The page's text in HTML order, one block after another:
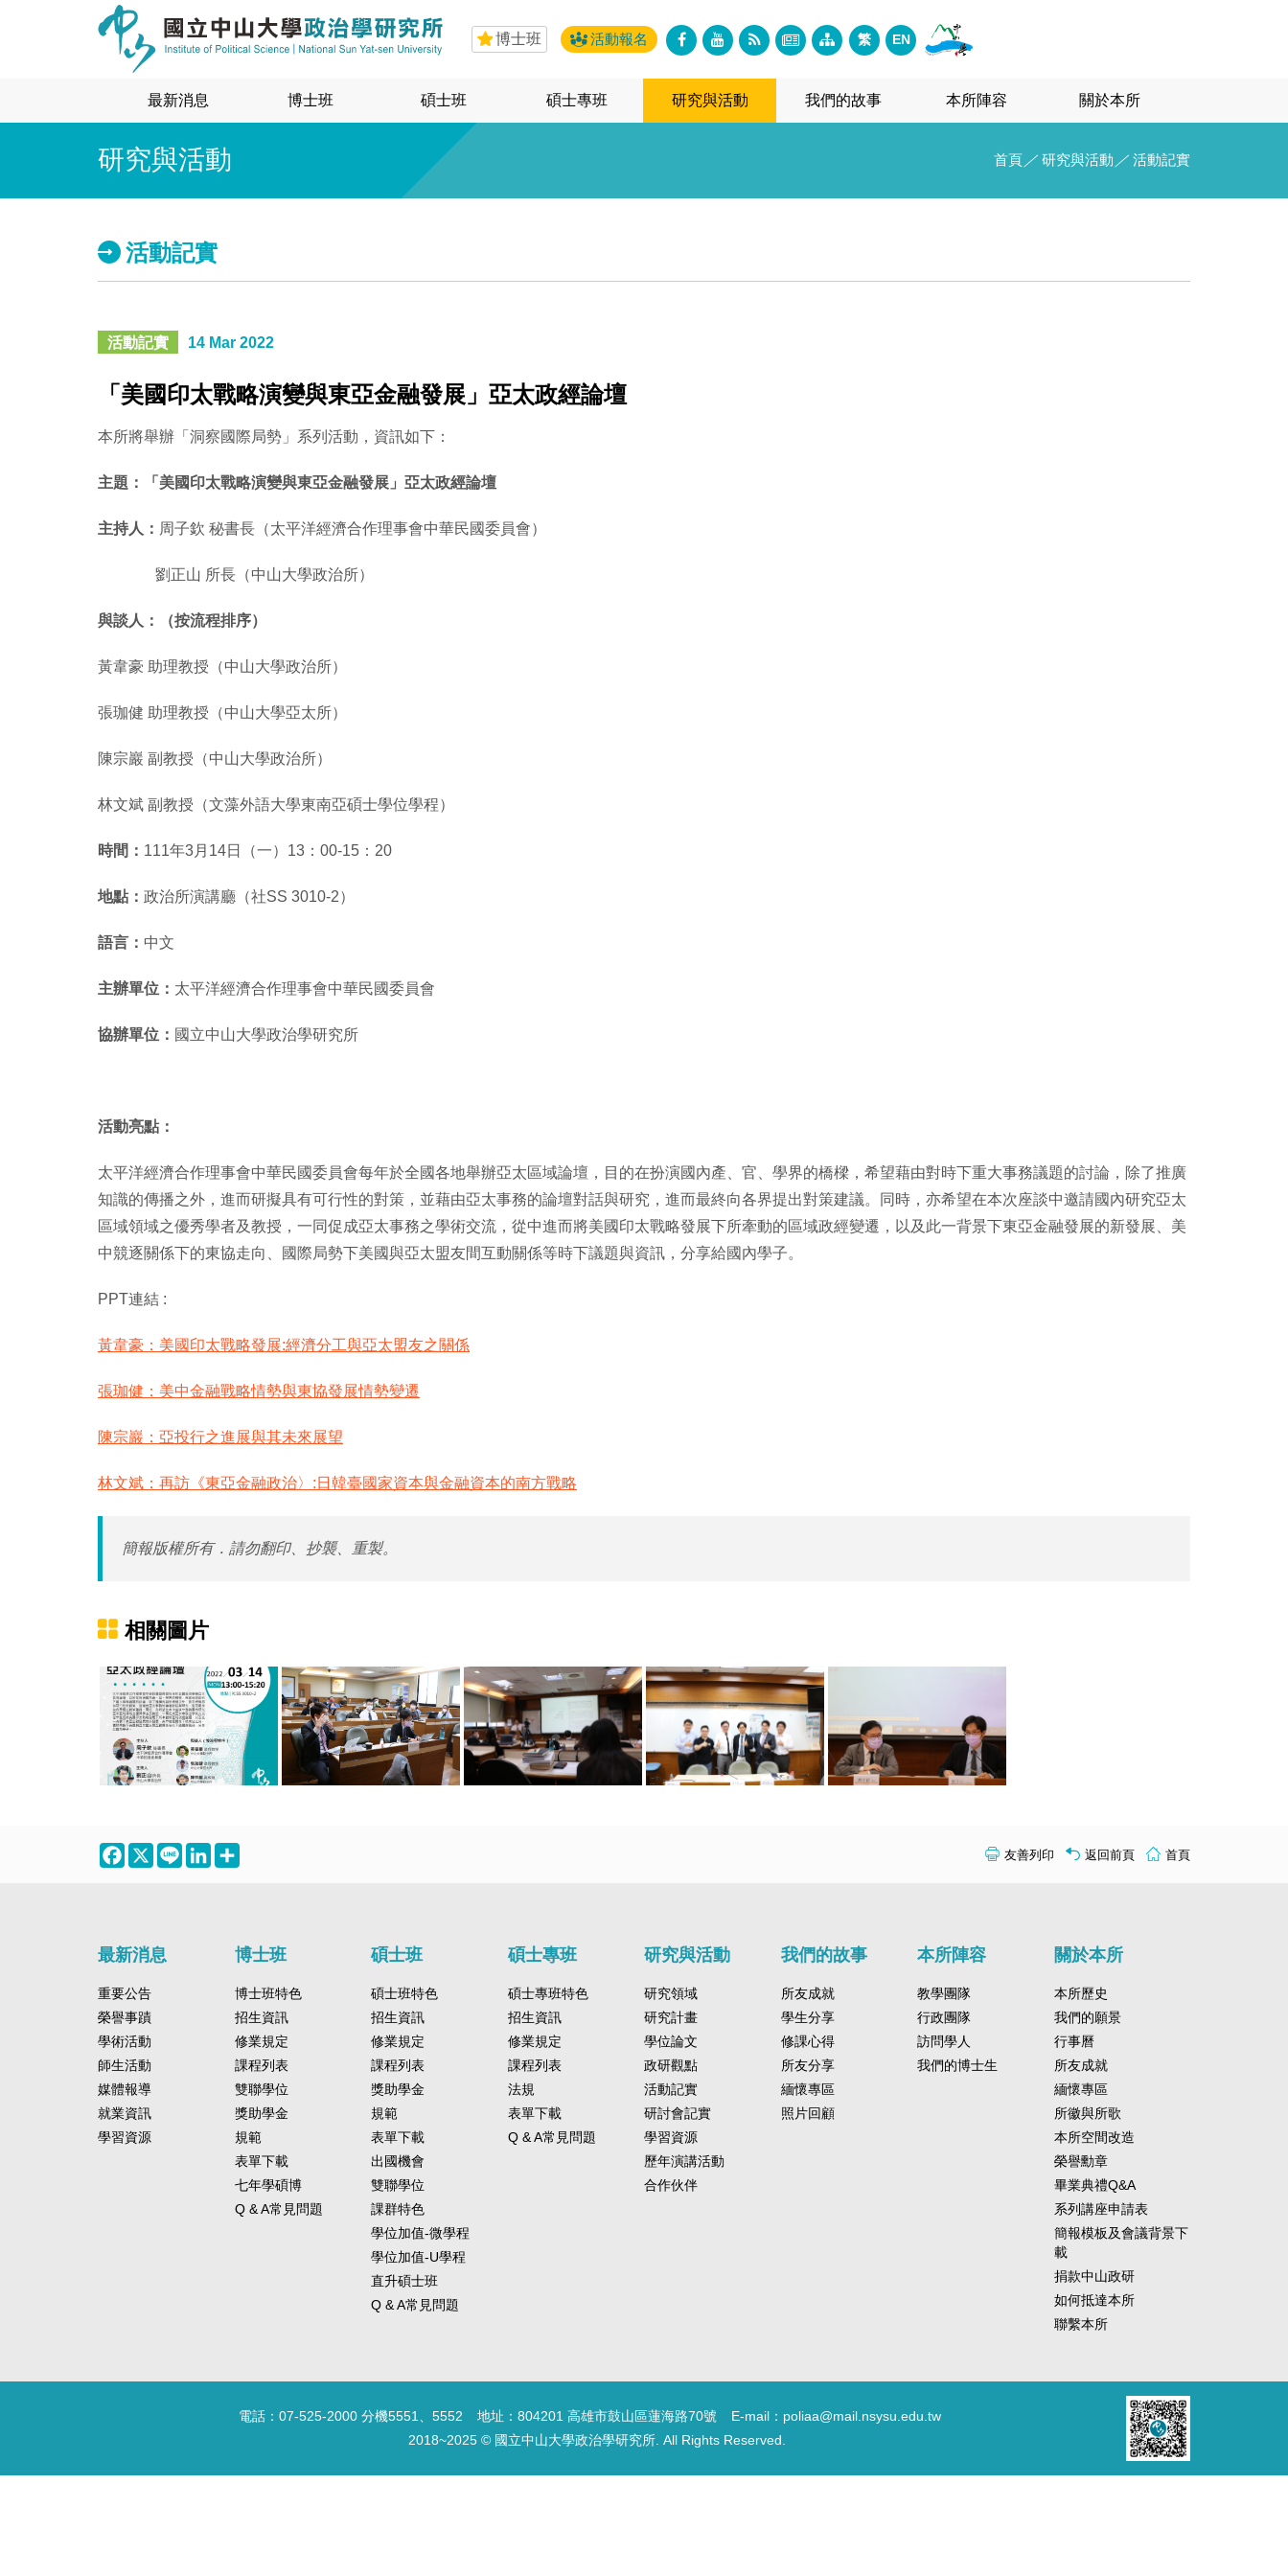
博士班 活動報名 繁 EN
最新消息 博士班 碩士班 碩士專班 研究與活動 我們的故事 本所陣容 關於本所
研究與活動 首頁 ／ 研究與活動 ／ 活動記實
活動記實
活動記實 14 Mar 2022
「美國印太戰略演變與東亞金融發展」亞太政經論壇
本所將舉辦「洞察國際局勢」系列活動，資訊如下：
主題：「美國印太戰略演變與東亞金融發展」亞太政經論壇
主持人： 周子欽 秘書長（太平洋經濟合作理事會中華民國委員會）
劉正山 所長（中山大學政治所）
與談人：（按流程排序）
黃韋豪 助理教授（中山大學政治所）
張珈健 助理教授（中山大學亞太所）
陳宗巖 副教授（中山大學政治所）
林文斌 副教授（文藻外語大學東南亞碩士學位學程）
時間： 111年3月14日（一）13：00-15：20
地點： 政治所演講廳（社SS 3010-2）
語言： 中文
主辦單位： 太平洋經濟合作理事會中華民國委員會
協辦單位： 國立中山大學政治學研究所
活動亮點：
太平洋經濟合作理事會中華民國委員會每年於全國各地舉辦亞太區域論壇，目的在扮演國內產、官、學界的橋樑， 希望藉由對時下重大事務議題的討論，除了推廣
知識的傳播之外， 進而研擬具有可行性的對策，並藉由亞太事務的論壇對話與研究， 進而最終向各界提出對策建議。同時， 亦希望在本次座談中邀請國內研究亞太
區域領域之優秀學者及教授， 一同促成亞太事務之學術交流， 從中進而將美國印太戰略發展下所牽動的區域政經變遷， 以及此一背景下東亞金融發展的新發展、 美
中競逐關係下的東協走向、
國際局勢下美國與亞太盟友間互動關係等時下議題與資訊， 分享給國內學子。
PPT連結 :
黃韋豪：美國印太戰略發展:經濟分工與亞太盟友之關係
張珈健：美中金融戰略情勢與東協發展情勢變遷
陳宗巖：亞投行之進展與其未來展望
林文斌：再訪《東亞金融政治〉:日韓臺國家資本與金融資本的南方戰略
簡報版權所有．請勿翻印、抄襲、重製。
相關圖片
Facebook
X Line LinkedIn 友善列印 返回前頁 首頁
最新消息
重要公告
榮譽事蹟
學術活動
師生活動
媒體報導
就業資訊
學習資源
博士班
博士班特色
招生資訊
修業規定
課程列表
雙聯學位
獎助學金
規範
表單下載
七年學碩博
Q & A常見問題
碩士班
碩士班特色
招生資訊
修業規定
課程列表
獎助學金
規範
表單下載
出國機會
雙聯學位
課群特色
學位加值-微學程
學位加值-U學程
直升碩士班
Q & A常見問題
碩士專班
碩士專班特色
招生資訊
修業規定
課程列表
法規
表單下載
Q & A常見問題
研究與活動
研究領域
研究計畫
學位論文
政研觀點
活動記實
研討會記實
學習資源
歷年演講活動
合作伙伴
我們的故事
所友成就
學生分享
修課心得
所友分享
緬懷專區
照片回顧
本所陣容
教學團隊
行政團隊
訪問學人
我們的博士生
關於本所
本所歷史
我們的願景
行事曆
所友成就
緬懷專區
所徽與所歌
本所空間改造
榮譽勳章
畢業典禮Q&A
系列講座申請表
簡報模板及會議背景下
載
捐款中山政研
如何抵達本所
聯繫本所
電話：07-525-2000 分機5551、5552 地址：804201 高雄市鼓山區蓮海路70號
E-mail：poliaa@mail.nsysu.edu.tw
2018~2025 © 國立中山大學政治學研究所. All Rights Reserved.